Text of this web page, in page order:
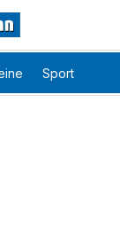
Sport